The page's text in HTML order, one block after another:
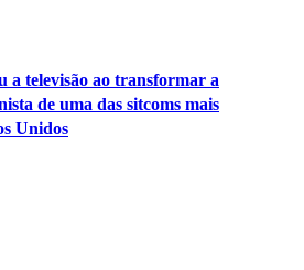
a televisão ao transformar a
de uma das sitcoms mais
Unidos